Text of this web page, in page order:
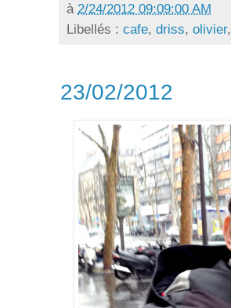
à 2/24/2012 09:09:00 AM
Libellés : cafe, driss, olivier,
23/02/2012